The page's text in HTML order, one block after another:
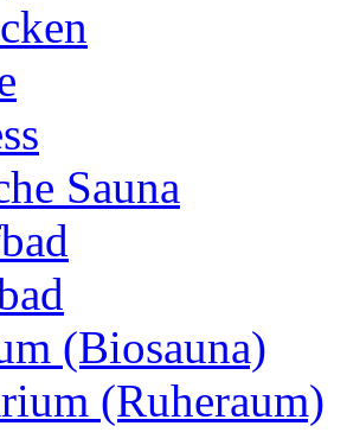
Sauna
(Biosauna)
(Ruheraum)